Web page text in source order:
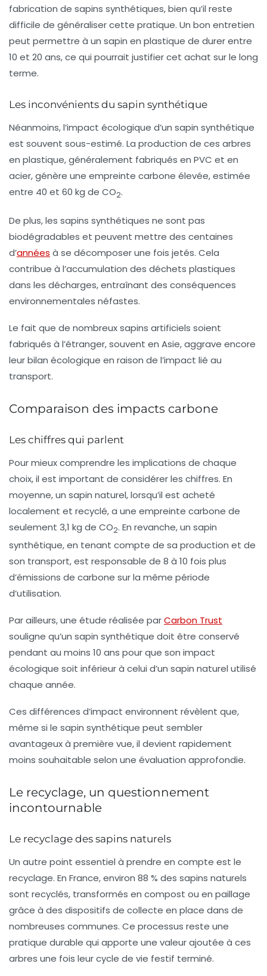
fabrication de sapins synthétiques, bien qu’il reste
difficile de généraliser cette pratique. Un bon entretien
peut permettre à un sapin en plastique de durer entre
10 et 20 ans, ce qui pourrait justifier cet achat sur le long
terme.
Les inconvénients du sapin synthétique
Néanmoins, l’impact écologique d’un sapin synthétique
est souvent sous-estimé. La production de ces arbres
en plastique, généralement fabriqués en PVC et en
acier, génère une empreinte carbone élevée, estimée
entre 40 et 60 kg de CO2.
De plus, les sapins synthétiques ne sont pas
biodégradables et peuvent mettre des centaines
d’années à se décomposer une fois jetés. Cela
contribue à l’accumulation des déchets plastiques
dans les décharges, entraînant des conséquences
environnementales néfastes.
Le fait que de nombreux sapins artificiels soient
fabriqués à l’étranger, souvent en Asie, aggrave encore
leur bilan écologique en raison de l’impact lié au
transport.
Comparaison des impacts carbone
Les chiffres qui parlent
Pour mieux comprendre les implications de chaque
choix, il est important de considérer les chiffres. En
moyenne, un sapin naturel, lorsqu’il est acheté
localement et recyclé, a une empreinte carbone de
seulement 3,1 kg de CO2. En revanche, un sapin
synthétique, en tenant compte de sa production et de
son transport, est responsable de 8 à 10 fois plus
d’émissions de carbone sur la même période
d’utilisation.
Par ailleurs, une étude réalisée parCarbon Trust
souligne qu’un sapin synthétique doit être conservé
pendant au moins 10 ans pour que son impact
écologique soit inférieur à celui d’un sapin naturel utilisé
chaque année.
Ces différences d’impact environnent révèlent que,
même si le sapin synthétique peut sembler
avantageux à première vue, il devient rapidement
moins souhaitable selon une évaluation approfondie.
Le recyclage, un questionnement
incontournable
Le recyclage des sapins naturels
Un autre point essentiel à prendre en compte est le
recyclage. En France, environ 88 % des sapins naturels
sont recyclés, transformés en compost ou en paillage
grâce à des dispositifs de collecte en place dans de
nombreuses communes. Ce processus reste une
pratique durable qui apporte une valeur ajoutée à ces
arbres une fois leur cycle de vie festif terminé.